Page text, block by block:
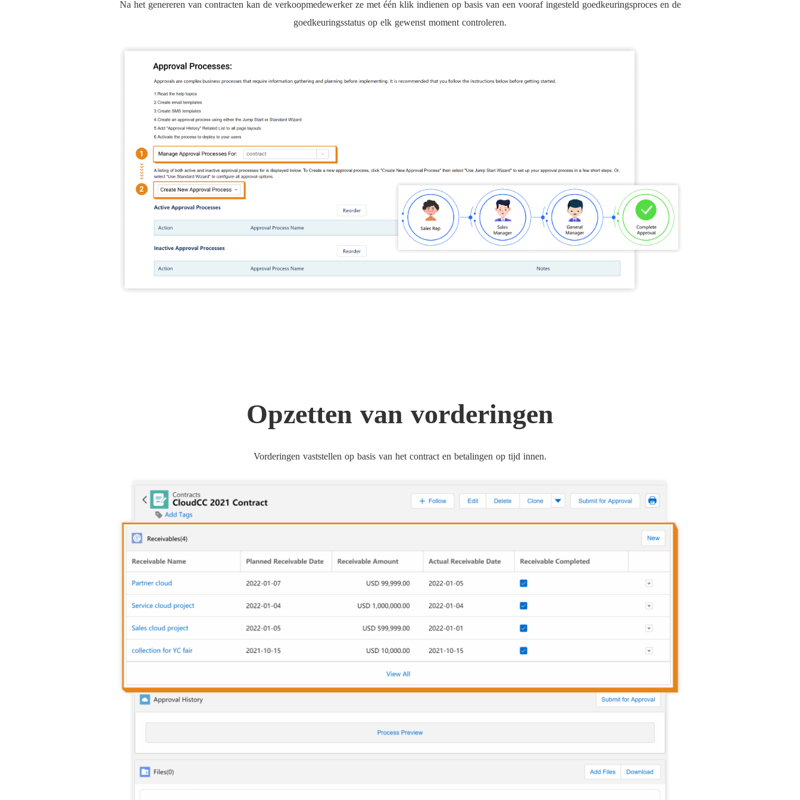
Na het genereren van contracten kan de verkoopmedewerker ze met één klik indienen op basis van een vooraf ingesteld goedkeuringsproces en de
goedkeuringsstatus op elk gewenst moment controleren.
Opzetten van vorderingen
Vorderingen vaststellen op basis van het contract en betalingen op tijd innen.